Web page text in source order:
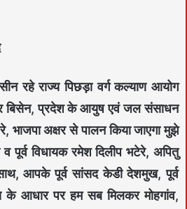
रहे राज्य पिछड़ा वर्ग कल्याण आयोग
बिसेन, प्रदेश के आयुष एवं जल संसाधन
भाजपा अक्षर से पालन किया जाएगा मुझे
व पूर्व विधायक रमेश दिलीप भटेरे, अपितु
आपके पूर्व सांसद केडी देशमुख, पूर्व
के आधार पर हम सब मिलकर मोहगांव,